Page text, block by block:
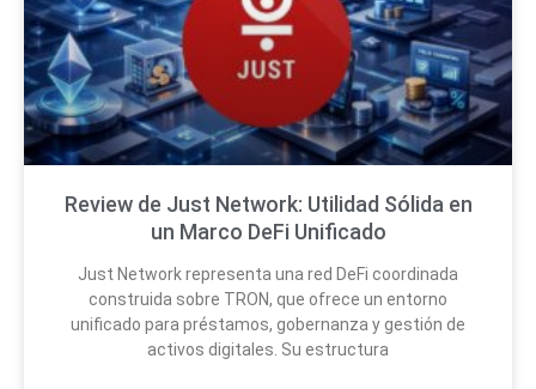
Review de Just Network: Utilidad Sólida en
un Marco DeFi Unificado
Just Network representa una red DeFi coordinada
construida sobre TRON, que ofrece un entorno
unificado para préstamos, gobernanza y gestión de
activos digitales. Su estructura